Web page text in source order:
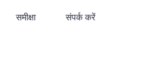
समीक्षा संपर्क करें